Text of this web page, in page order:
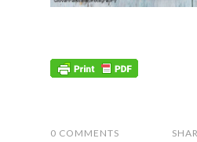
0 COMMENTS